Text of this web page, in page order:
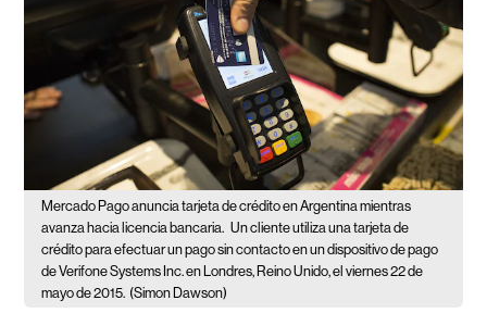
Mercado Pago anuncia tarjeta de crédito en Argentina mientras
avanza hacia licencia bancaria. Un cliente utiliza una tarjeta de
crédito para efectuar un pago sin contacto en un dispositivo de pago
de Verifone Systems Inc. en Londres, Reino Unido, el viernes 22 de
mayo de 2015. (Simon Dawson)